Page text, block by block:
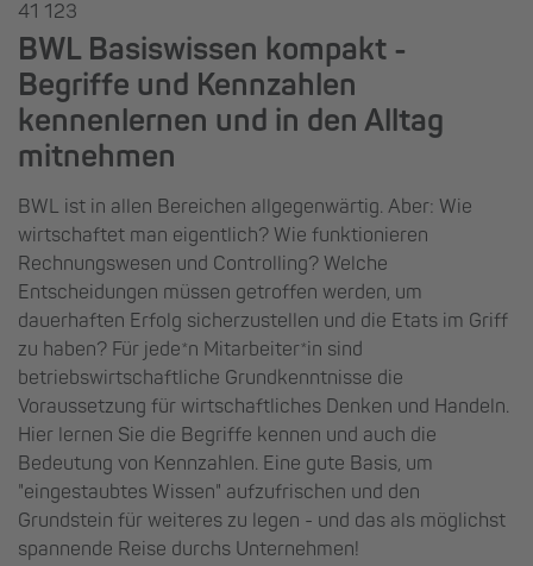
41 123
BWL Basiswissen kompakt -
Begriffe und Kennzahlen
kennenlernen und in den Alltag
mitnehmen
BWL ist in allen Bereichen allgegenwärtig. Aber: Wie
wirtschaftet man eigentlich? Wie funktionieren
Rechnungswesen und Controlling? Welche
Entscheidungen müssen getroffen werden, um
dauerhaften Erfolg sicherzustellen und die Etats im Griff
zu haben? Für jede*n Mitarbeiter*in sind
betriebswirtschaftliche Grundkenntnisse die
Voraussetzung für wirtschaftliches Denken und Handeln.
Hier lernen Sie die Begriffe kennen und auch die
Bedeutung von Kennzahlen. Eine gute Basis, um
"eingestaubtes Wissen" aufzufrischen und den
Grundstein für weiteres zu legen - und das als möglichst
spannende Reise durchs Unternehmen!